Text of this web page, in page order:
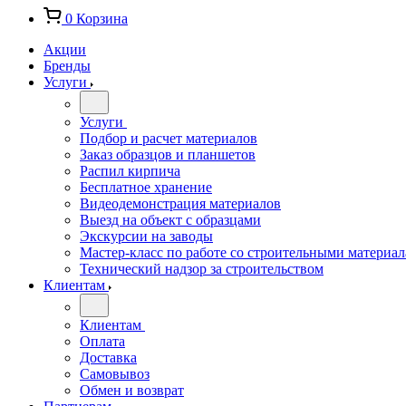
0 Корзина
Акции
Бренды
Услуги
Услуги
Подбор и расчет материалов
Заказ образцов и планшетов
Распил кирпича
Бесплатное хранение
Видеодемонстрация материалов
Выезд на объект с образцами
Экскурсии на заводы
Мастер-класс по работе со строительными
Технический надзор за строительством
Клиентам
Клиентам
Оплата
Доставка
Самовывоз
Обмен и возврат